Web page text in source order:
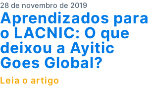
28 de novembro de 2019
Aprendizados para
o LACNIC: O que
deixou a Ayitic
Goes Global?
Leia o artigo